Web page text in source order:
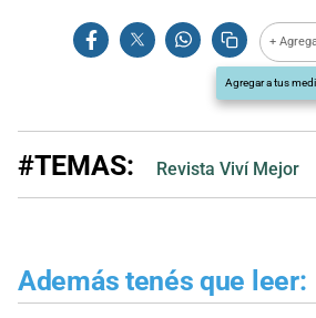
+
Agregar a tus
#TEMAS: Revista Viví Mejor
Además tenés que leer: